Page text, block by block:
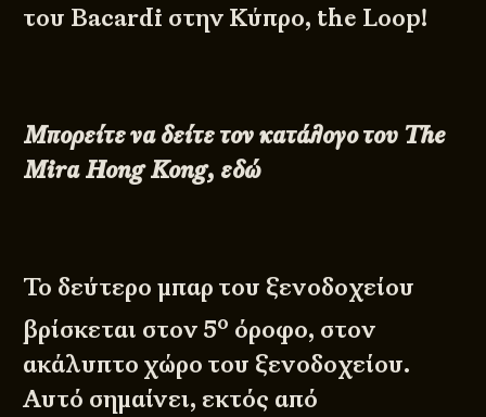
του Bacardi στην Κύπρο, the Loop!
Μπορείτε να δείτε τον κατάλογο του The
Mira Hong Kong, εδώ
Το δεύτερο μπαρ του ξενοδοχείου
βρίσκεται στον 5ο όροφο, στον
ακάλυπτο χώρο του ξενοδοχείου.
Αυτό σημαίνει, εκτός από